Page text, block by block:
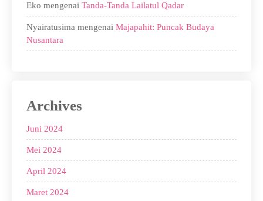
Eko mengenai Tanda-Tanda Lailatul Qadar
Nyairatusima mengenai Majapahit: Puncak Budaya
Nusantara
Archives
Juni 2024
Mei 2024
April 2024
Maret 2024